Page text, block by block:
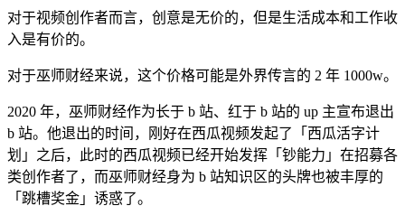
对于视频创作者而言，创意是无价的，但是生活成本和工作收
入是有价的。
对于巫师财经来说，这个价格可能是外界传言的 2 年 1000w。
2020 年，巫师财经作为长于 b 站、红于 b 站的 up 主宣布退出
b 站。他退出的时间，刚好在西瓜视频发起了「西瓜活字计
划」之后，此时的西瓜视频已经开始发挥「钞能力」在招募各
类创作者了，而巫师财经身为 b 站知识区的头牌也被丰厚的
「跳槽奖金」诱惑了。